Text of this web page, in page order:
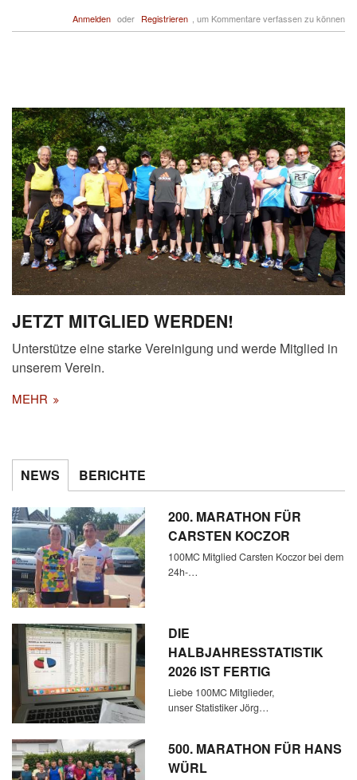
Anmelden oder Registrieren , um Kommentare verfassen zu können
JETZT MITGLIED WERDEN!
Unterstütze eine starke Vereinigung und werde Mitglied in
unserem Verein.
MEHR
NEWS BERICHTE
200. MARATHON FÜR
CARSTEN KOCZOR
100MC Mitglied Carsten Koczor bei dem
24h-…
DIE
HALBJAHRESSTATISTIK
2026 IST FERTIG
Liebe 100MC Mitglieder,
unser Statistiker Jörg…
500. MARATHON FÜR HANS
WÜRL